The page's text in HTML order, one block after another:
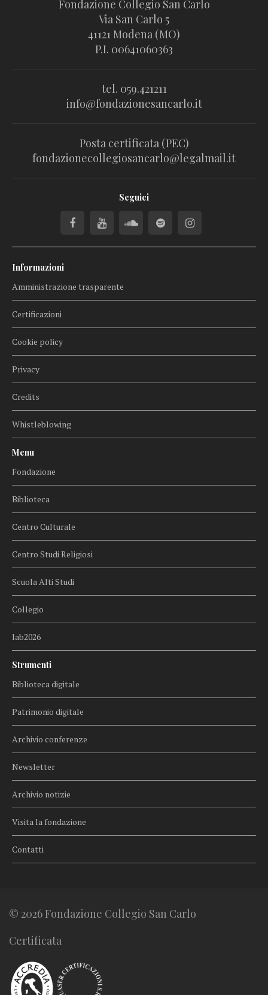
Fondazione Collegio San Carlo
Via San Carlo 5
41121 Modena (MO)
P.I. 00641060363
tel. 059.421211
info@fondazionesancarlo.it
Posta certificata (PEC)
fondazionecollegiosancarlo@legalmail.it
Seguici
Informazioni
Amministrazione trasparente
Certificazioni
Cookie policy
Privacy
Credits
Whistleblowing
Menu
Fondazione
Biblioteca
Centro Culturale
Centro Studi Religiosi
Scuola Alti Studi
Collegio
lab2026
Strumenti
Biblioteca digitale
Patrimonio digitale
Archivio conferenze
Newsletter
Archivio notizie
Visita la fondazione
Contatti
© 2026 Fondazione Collegio San Carlo
Certificata